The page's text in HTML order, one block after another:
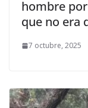
hombre
que no era
7 octubre, 2025